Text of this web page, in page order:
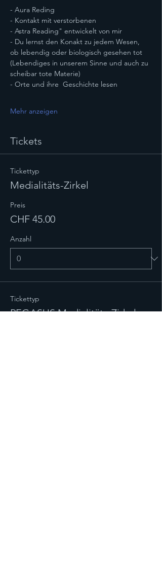
- Aura Reding
- Kontakt mit verstorbenen
- Astra Reading" entwickelt von mir
- Du lernst den Konakt zu jedem Wesen,
ob lebendig oder biologisch gesehen tot
(Lebendiges in unserem Sinne und auch zu
scheibar tote Materie)
- Orte und ihre  Geschichte lesen
Mehr anzeigen
Tickets
Tickettyp
Medialitäts-Zirkel
Preis
CHF 45.00
Anzahl
Tickettyp
PEGASUS Medialitäts-Zirkel